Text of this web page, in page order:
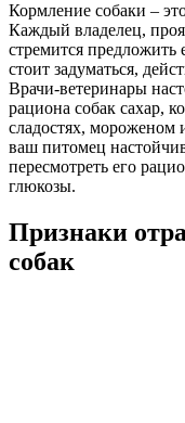
Кормление собаки –
Каждый владелец,
стремится
стоит задуматься,
Врачи-ветеринары
рациона собак сахар,
сладостях, мороженом
ваш питомец
пересмотреть его
глюкозы.
Признаки
собак